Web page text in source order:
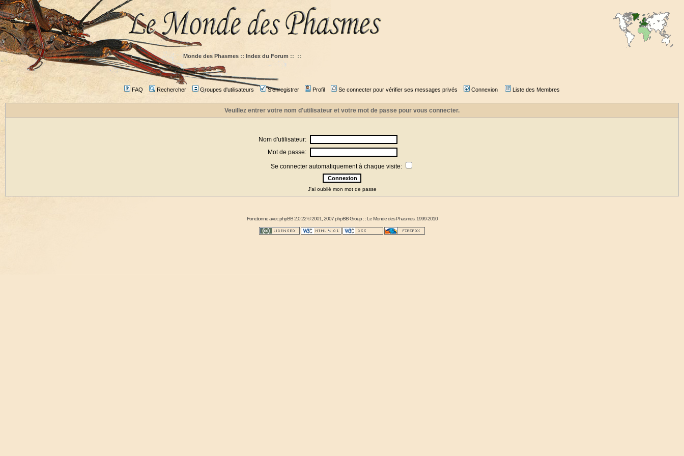
Monde des Phasmes :: Index du Forum :: ::
FAQ Rechercher Groupes d'utilisateurs S'enregistrer Profil Se connecter pour vérifier ses messages privés Connexion Liste des Membres
Veuillez entrer votre nom d'utilisateur et votre mot de passe pour vous connecter.
Nom d'utilisateur:
Mot de passe:
Se connecter automatiquement à chaque visite:
J'ai oublié mon mot de passe
Fonctionne avecphpBB2.0.22 © 2001, 2007 phpBB Group : :Le Monde des Phasmes, 1999-2010